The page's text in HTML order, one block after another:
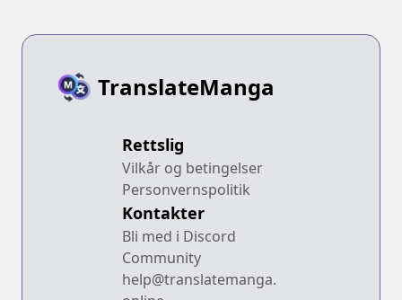
TranslateManga
Rettslig
Vilkår og betingelser
Personvernspolitik
Kontakter
Bli med i Discord
Community
help@translatemanga.